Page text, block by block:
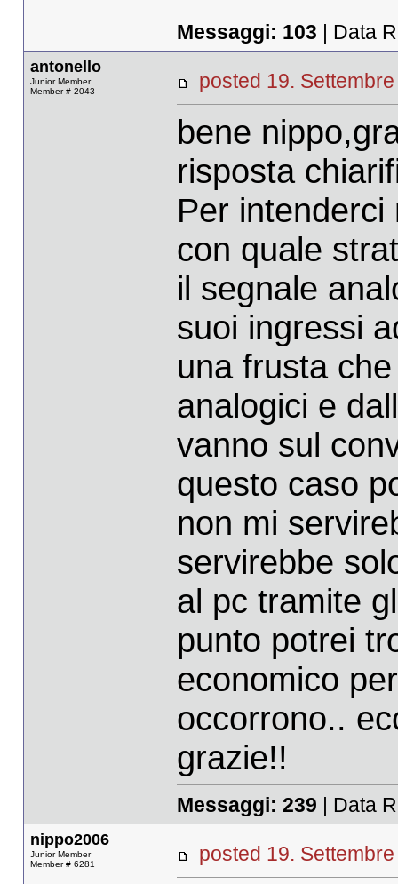
Messaggi: 103 | Data
antonello
Junior Member
Member # 2043
posted 19.
bene
risposta
Per
con quale
il segnale
suoi ingressi
una frusta
analogici e
vanno sul
questo caso
non mi
servirebbe
al pc tramite
punto potrei
economico
occorrono..
grazie!!
Messaggi: 239 | Data
nippo2006
Junior Member
Member # 6281
posted 19.